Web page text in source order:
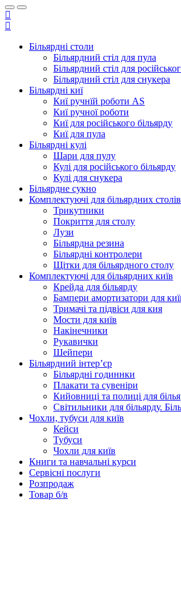
Більярдні столи
Більярдний стіл для пула
Більярдний стіл для
Більярдний стіл для снукера
Більярдні киї
Киї ручнїй роботи AS
Киї ручної роботи
Киї для російського більярду
Киї для пула
Більярдні кулі
Шари для пулу
Кулі для російського більярду
Кулі для снукера
Більярдне сукно
Комплектуючі для більярдних столів
Трикутники
Покриття для столу
Лузи
Більярдна резина
Більярдні контролери
Щітки для більярдного столу
Комплектуючі для більярдних київ
Крейда для більярду
Бампери амортизатори для
Тримачі та підвіси для кия
Мости для київ
Накінечники
Рукавички
Шейпери
Більярдний інтер’єр
Більярдні годиннки
Плакати та сувеніри
Кийовниці та полиці для
Світильники для більярду.
Чохли, тубуси для київ
Кейси
Тубуси
Чохли для київ
Книги та навчальні курси
Сервісні послуги
Розпродаж
Товар б/в